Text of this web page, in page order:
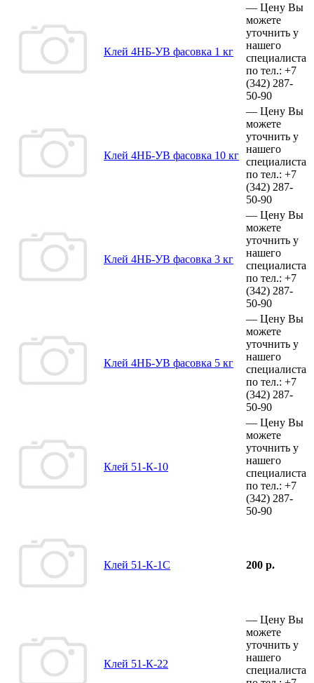
Клей 4НБ-УВ фасовка 1 кг
— Цену Вы
можете
уточнить у
нашего
специалиста
по тел.: +7
(342) 287-
50-90
Клей 4НБ-УВ фасовка 10 кг
— Цену Вы
можете
уточнить у
нашего
специалиста
по тел.: +7
(342) 287-
50-90
Клей 4НБ-УВ фасовка 3 кг
— Цену Вы
можете
уточнить у
нашего
специалиста
по тел.: +7
(342) 287-
50-90
Клей 4НБ-УВ фасовка 5 кг
— Цену Вы
можете
уточнить у
нашего
специалиста
по тел.: +7
(342) 287-
50-90
Клей 51-К-10
— Цену Вы
можете
уточнить у
нашего
специалиста
по тел.: +7
(342) 287-
50-90
Клей 51-К-1С 200 р.
Клей 51-К-22
— Цену Вы
можете
уточнить у
нашего
специалиста